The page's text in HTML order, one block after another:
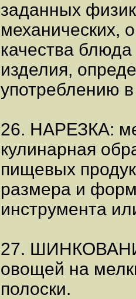
заданных
механических,
качества
изделия,
употреблению
26. НАРЕЗКА:
кулинарная
пищевых
размера и
инструмента
27.
овощей на
полоски.